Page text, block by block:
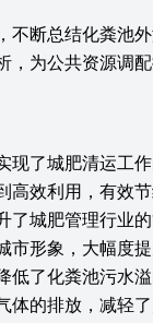
不断总结化粪池
，为公共资源调配
现了城肥清运工
高效利用，有效
了城肥管理行业
市形象，大幅度
低了化粪池污水
体的排放，减轻